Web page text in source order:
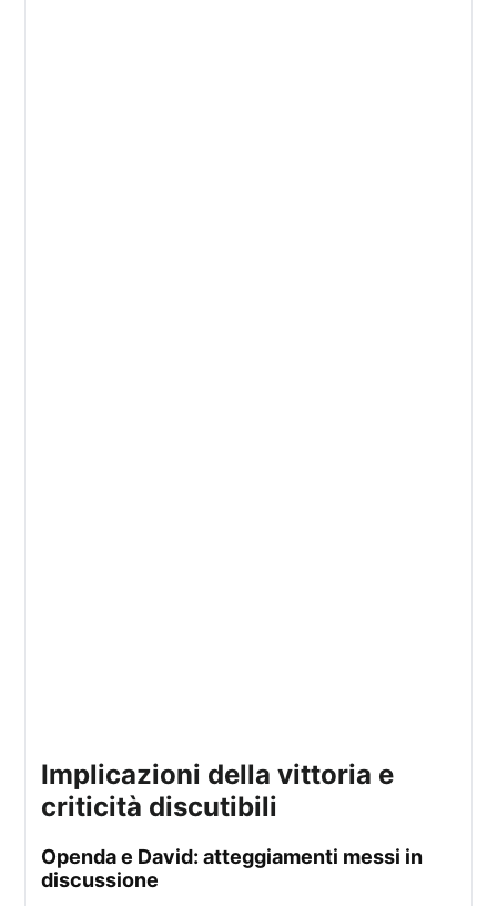
Implicazioni della vittoria e
criticità discutibili
Openda e David: atteggiamenti messi in
discussione